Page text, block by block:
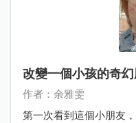
改變一個小孩的奇
作者：余雅雯
第一次看到這個小朋友